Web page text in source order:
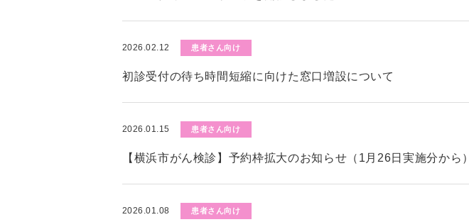
2026.02.12 患者さん向け
初診受付の待ち時間短縮に向けた窓口増設について
2026.01.15 患者さん向け
【横浜市がん検診】予約枠拡大のお知らせ（1月26日実施分から）
2026.01.08 患者さん向け